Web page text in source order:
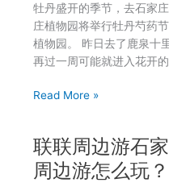
以
邀
请
人？
联
边
游
怎
牡丹盛开的季节，去石家
庄植物园将举行牡丹芍药
植物园。 昨日去了鹿泉十
再过一周可能就进入花开的
石
植
物
园
Read More »
联联周边游石
周边游怎么玩？